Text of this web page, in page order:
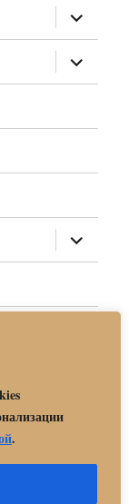
.
раскрыть
дочернее
меню
раскрыть
дочернее
меню
раскрыть
дочернее
меню
в «МБУ
области»